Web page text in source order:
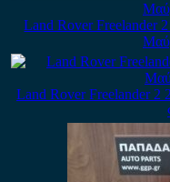
Land Rover Freelander
Land Rover Freelander 2